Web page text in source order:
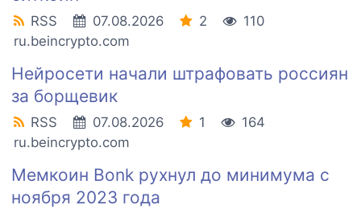
RSS 07.08.2026 2
110
ru.beincrypto.com
Нейросети начали штрафовать россиян
за борщевик
RSS 07.08.2026 1
164
ru.beincrypto.com
Мемкоин Bonk рухнул до минимума с
ноября 2023 года